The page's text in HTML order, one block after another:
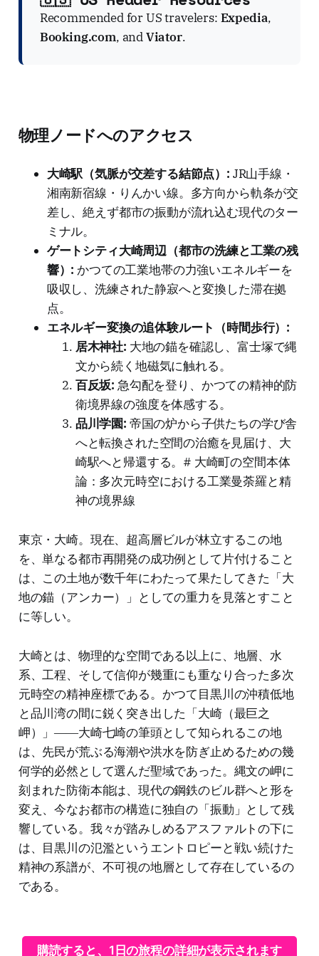
Recommended for US travelers: Expedia,
Booking.com, andViator.
物理ノードへのアクセス
大崎駅（気脈が交差する結節点）: JR山手線・
湘南新宿線・りんかい線。多方向から軌条が交
差し、絶えず都市の振動が流れ込む現代のター
ミナル。
ゲートシティ大崎周辺（都市の洗練と工業の残
響）: かつての工業地帯の力強いエネルギーを
吸収し、洗練された静寂へと変換した滞在拠
点。
エネルギー変換の追体験ルート（時間歩行）:
居木神社: 大地の錨を確認し、富士塚で縄
文から続く地磁気に触れる。
百反坂: 急勾配を登り、かつての精神的防
衛境界線の強度を体感する。
品川学園: 帝国の炉から子供たちの学び舎
へと転換された空間の治癒を見届け、大
崎駅へと帰還する。# 大崎町の空間本体
論：多次元時空における工業曼荼羅と精
神の境界線
東京・大崎。現在、超高層ビルが林立するこの地
を、単なる都市再開発の成功例として片付けること
は、この土地が数千年にわたって果たしてきた「大
地の錨（アンカー）」としての重力を見落とすこと
に等しい。
大崎とは、物理的な空間である以上に、地層、水
系、工程、そして信仰が幾重にも重なり合った多次
元時空の精神座標である。かつて目黒川の沖積低地
と品川湾の間に鋭く突き出した「大崎（最巨之
岬）」――大崎七崎の筆頭として知られるこの地
は、先民が荒ぶる海潮や洪水を防ぎ止めるための幾
何学的必然として選んだ聖域であった。縄文の岬に
刻まれた防衛本能は、現代の鋼鉄のビル群へと形を
変え、今なお都市の構造に独自の「振動」として残
響している。我々が踏みしめるアスファルトの下に
は、目黒川の氾濫というエントロピーと戦い続けた
精神の系譜が、不可視の地層として存在しているの
である。
購読すると、1日の旅程の詳細が表示されます